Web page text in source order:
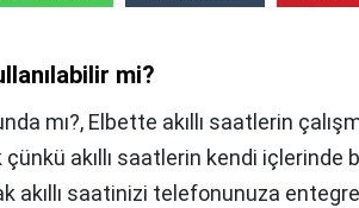
mi?
mı?, Elbette akıllı saatlerin
akıllı saatlerin kendi içlerinde
akıllı saatinizi telefonunuza entegre